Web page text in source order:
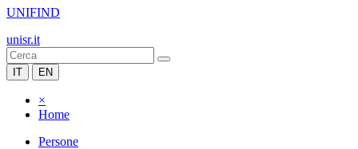
UNIFIND
unisr.it
IT EN
×
Home
Persone